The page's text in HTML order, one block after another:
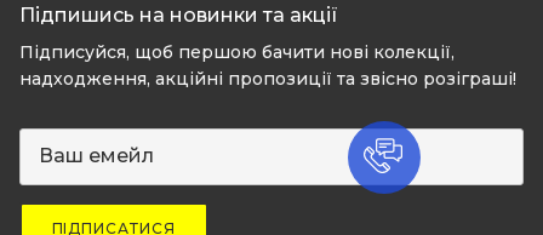
Підпишись на новинки та акції
Підписуйся, щоб першою бачити нові колекції,
надходження, акційні пропозиції та звісно розіграші!
ПІДПИСАТИСЯ